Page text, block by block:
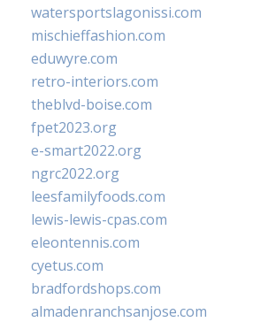
watersportslagonissi.com
mischieffashion.com
eduwyre.com
retro-interiors.com
theblvd-boise.com
fpet2023.org
e-smart2022.org
ngrc2022.org
leesfamilyfoods.com
lewis-lewis-cpas.com
eleontennis.com
cyetus.com
bradfordshops.com
almadenranchsanjose.com